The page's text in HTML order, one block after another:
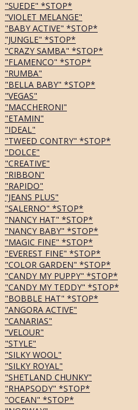
"SUEDE" *STOP*
"VIOLET MELANGE"
"BABY ACTIVE" *STOP*
"JUNGLE" *STOP*
"CRAZY SAMBA" *STOP*
"FLAMENCO" *STOP*
"RUMBA"
"BELLA BABY" *STOP*
"VEGAS"
"MACCHERONI"
"ETAMIN"
"IDEAL"
"TWEED CONTRY" *STOP*
"DOLCE"
"CREATIVE"
"RIBBON"
"RAPIDO"
"JEANS PLUS"
"SALERNO" *STOP*
"NANCY HAT" *STOP*
"NANCY BABY" *STOP*
"MAGIC FINE" *STOP*
"EVEREST FINE" *STOP*
"COLOR GARDEN" *STOP*
"CANDY MY PUPPY" *STOP*
"CANDY MY TEDDY" *STOP*
"BOBBLE HAT" *STOP*
"ANGORA ACTIVE"
"CANARIAS"
"VELOUR"
"STYLE"
"SILKY WOOL"
"SILKY ROYAL"
"SHETLAND CHUNKY"
"RHAPSODY" *STOP*
"OCEAN" *STOP*